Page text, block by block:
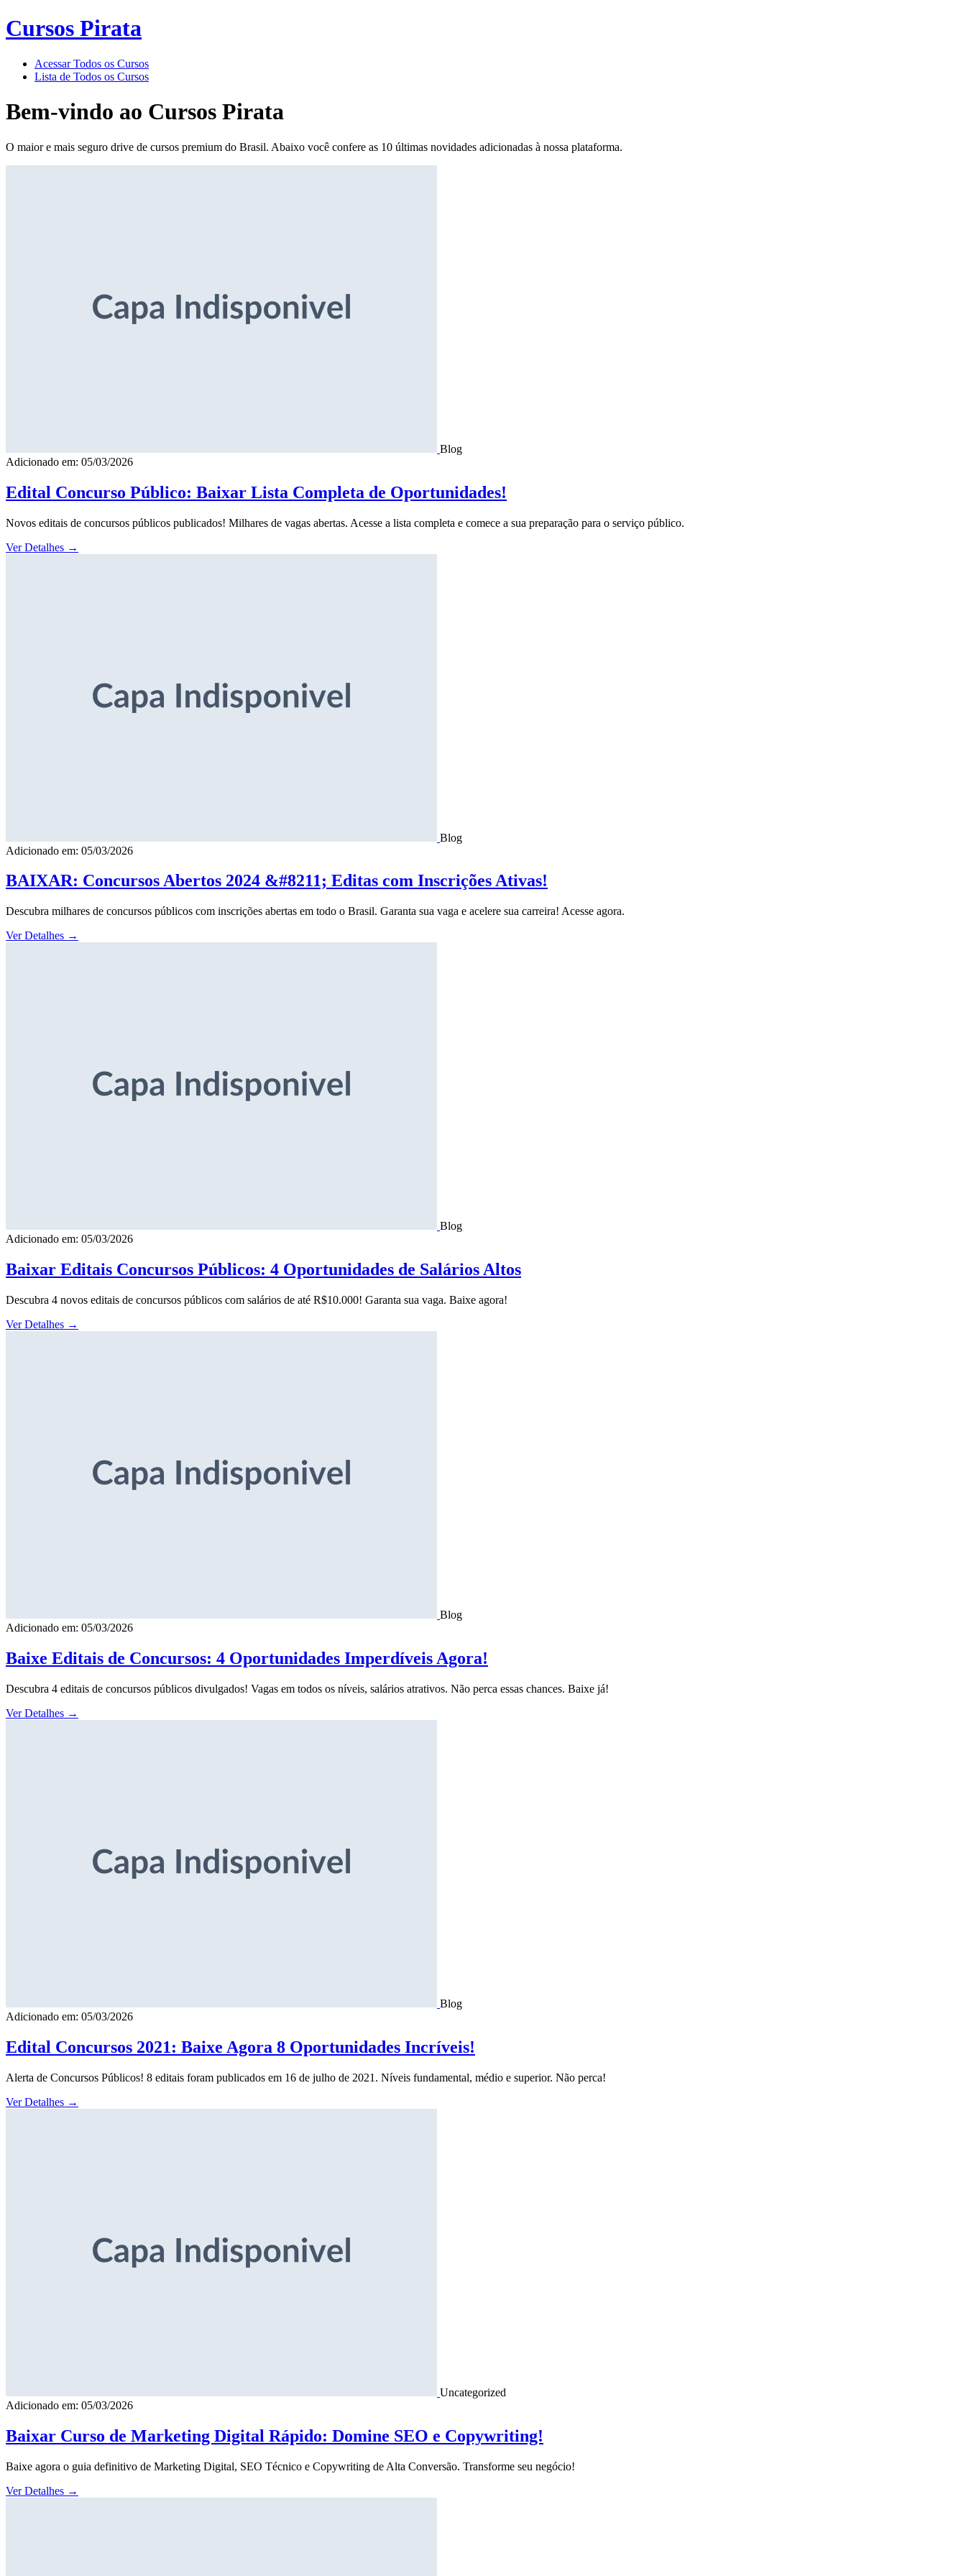
Cursos Pirata
Acessar Todos os Cursos
Lista de Todos os Cursos
Bem-vindo ao Cursos Pirata
O maior e mais seguro drive de cursos premium do Brasil. Abaixo você confere as 10 últimas novidades adicionadas à nossa plataforma.
Blog
Adicionado em: 05/03/2026
Edital Concurso Público: Baixar Lista Completa de Oportunidades!
Novos editais de concursos públicos publicados! Milhares de vagas abertas. Acesse a lista completa e comece a sua preparação para o serviço público.
Ver Detalhes →
Blog
Adicionado em: 05/03/2026
BAIXAR: Concursos Abertos 2024 &#8211; Editas com Inscrições Ativas!
Descubra milhares de concursos públicos com inscrições abertas em todo o Brasil. Garanta sua vaga e acelere sua carreira! Acesse agora.
Ver Detalhes →
Blog
Adicionado em: 05/03/2026
Baixar Editais Concursos Públicos: 4 Oportunidades de Salários Altos
Descubra 4 novos editais de concursos públicos com salários de até R$10.000! Garanta sua vaga. Baixe agora!
Ver Detalhes →
Blog
Adicionado em: 05/03/2026
Baixe Editais de Concursos: 4 Oportunidades Imperdíveis Agora!
Descubra 4 editais de concursos públicos divulgados! Vagas em todos os níveis, salários atrativos. Não perca essas chances. Baixe já!
Ver Detalhes →
Blog
Adicionado em: 05/03/2026
Edital Concursos 2021: Baixe Agora 8 Oportunidades Incríveis!
Alerta de Concursos Públicos! 8 editais foram publicados em 16 de julho de 2021. Níveis fundamental, médio e superior. Não perca!
Ver Detalhes →
Uncategorized
Adicionado em: 05/03/2026
Baixar Curso de Marketing Digital Rápido: Domine SEO e Copywriting!
Baixe agora o guia definitivo de Marketing Digital, SEO Técnico e Copywriting de Alta Conversão. Transforme seu negócio!
Ver Detalhes →